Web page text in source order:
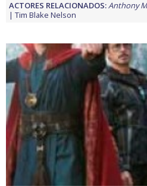
ACTORES RELACIONADOS:Anthony
Tim Blake Nelson